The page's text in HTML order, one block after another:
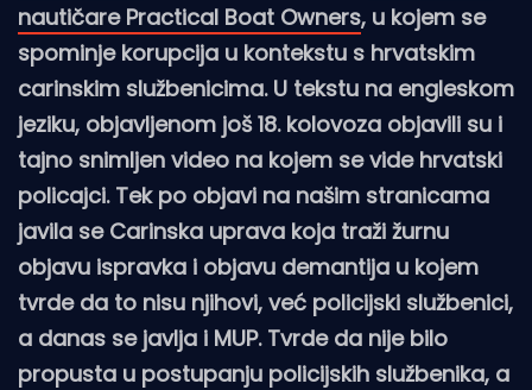
nautičare Practical Boat Owners, u kojem se
spominje korupcija u kontekstu s hrvatskim
carinskim službenicima. U tekstu na engleskom
jeziku, objavljenom još 18. kolovoza objavili su i
tajno snimljen video na kojem se vide hrvatski
policajci. Tek po objavi na našim stranicama
javila se Carinska uprava koja traži žurnu
objavu ispravka i objavu demantija u kojem
tvrde da to nisu njihovi, već policijski službenici,
a danas se javlja i MUP. Tvrde da nije bilo
propusta u postupanju policijskih službenika, a